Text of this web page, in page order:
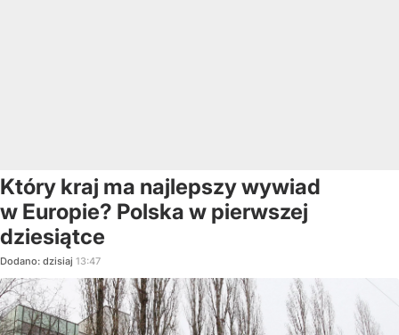
Który kraj ma najlepszy wywiad
w Europie? Polska w pierwszej
dziesiątce
Dodano: dzisiaj 13:47